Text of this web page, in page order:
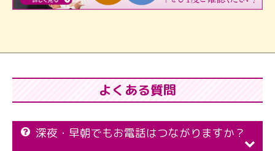
よくある質問
深夜・早朝でもお電話はつながりますか？